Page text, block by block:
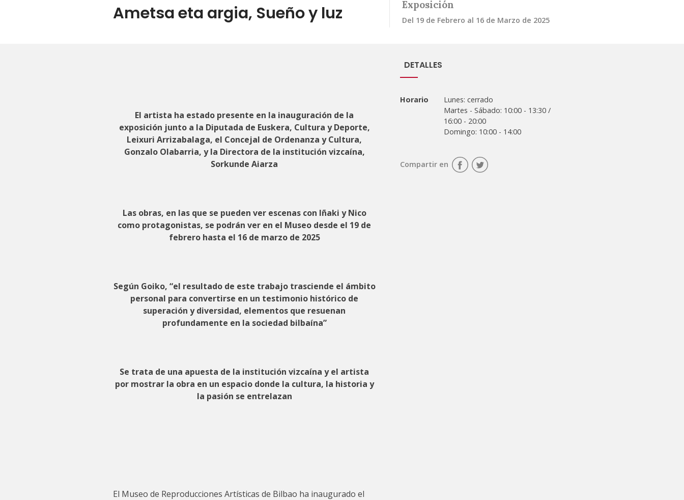
Ametsa eta argia, Sueño y luz Exposición
Del 19 de Febrero al 16 de Marzo de 2025
El artista ha estado presente en la inauguración de la
exposición junto a la Diputada de Euskera, Cultura y Deporte,
Leixuri Arrizabalaga, el Concejal de Ordenanza y Cultura,
Gonzalo Olabarria, y la Directora de la institución vizcaína,
Sorkunde Aiarza
Las obras, en las que se pueden ver escenas con Iñaki y Nico
como protagonistas, se podrán ver en el Museo desde el 19 de
febrero hasta el 16 de marzo de 2025
Según Goiko, “el resultado de este trabajo trasciende el ámbito
personal para convertirse en un testimonio histórico de
superación y diversidad, elementos que resuenan
profundamente en la sociedad bilbaína”
Se trata de una apuesta de la institución vizcaína y el artista
por mostrar la obra en un espacio donde la cultura, la historia y
la pasión se entrelazan
El Museo de Reproducciones Artísticas de Bilbao ha inaugurado el
DETALLES
Horario
Lunes: cerrado
Martes - Sábado: 10:00 - 13:30 /
16:00 - 20:00
Domingo: 10:00 - 14:00
Compartir en